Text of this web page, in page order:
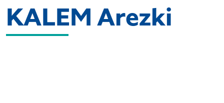
KALEM Arezki